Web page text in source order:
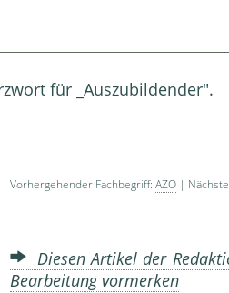
für _Auszubildender".
Vorhergehender Fachbegriff: AZO |
Diesen Artikel der
Bearbeitung vormerken